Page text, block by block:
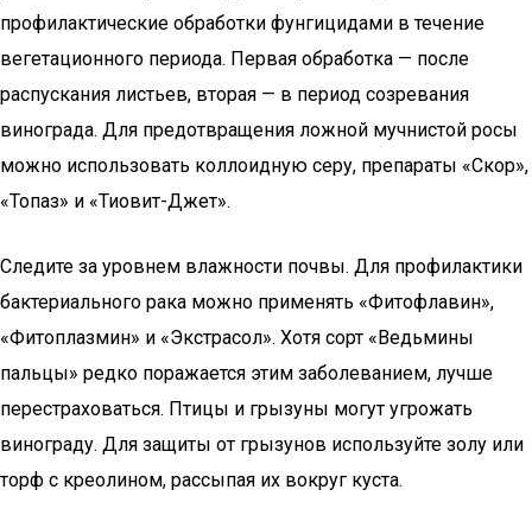
профилактические обработки фунгицидами в течение
вегетационного периода. Первая обработка — после
распускания листьев, вторая — в период созревания
винограда. Для предотвращения ложной мучнистой росы
можно использовать коллоидную серу, препараты «Скор»,
«Топаз» и «Тиовит-Джет».
Следите за уровнем влажности почвы. Для профилактики
бактериального рака можно применять «Фитофлавин»,
«Фитоплазмин» и «Экстрасол». Хотя сорт «Ведьмины
пальцы» редко поражается этим заболеванием, лучше
перестраховаться. Птицы и грызуны могут угрожать
винограду. Для защиты от грызунов используйте золу или
торф с креолином, рассыпая их вокруг куста.